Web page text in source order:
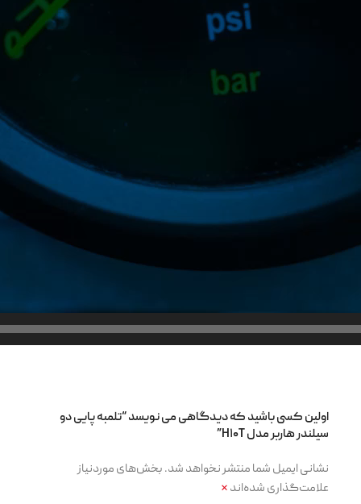
اولین کسی باشید که دیدگاهی می نویسد “تلمبه پایی دو
سیلندر هاربر مدل H۱۰T”
نشانی ایمیل شما منتشر نخواهد شد.بخش‌های موردنیاز
علامت‌گذاری شده‌اند*